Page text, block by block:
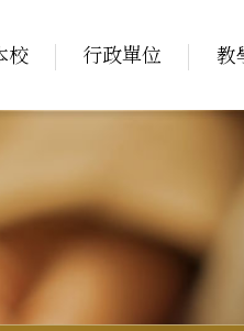
校 行政單位 教